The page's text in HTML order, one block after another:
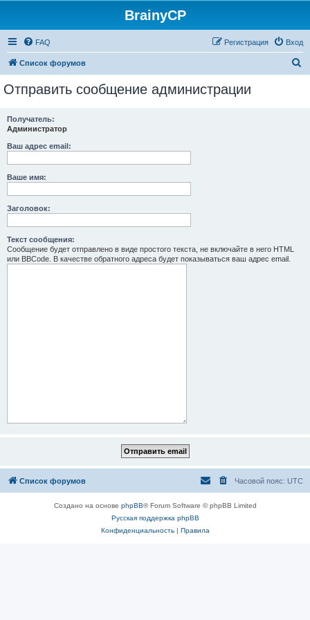
BrainyCP
FAQ Вход
Регистрация
Список форумов
Отправить сообщение администрации
Получатель:
Администратор
Ваш адрес email:
Ваше имя:
Заголовок:
Текст сообщения:
Сообщение будет отправлено в виде простого текста, не включайте в него HTML
или BBCode. В качестве обратного адреса будет показываться ваш адрес email.
Список форумов Часовой пояс: UTC
Создано на основе phpBB® Forum Software © phpBB Limited
Русская поддержка phpBB
Конфиденциальность| Правила